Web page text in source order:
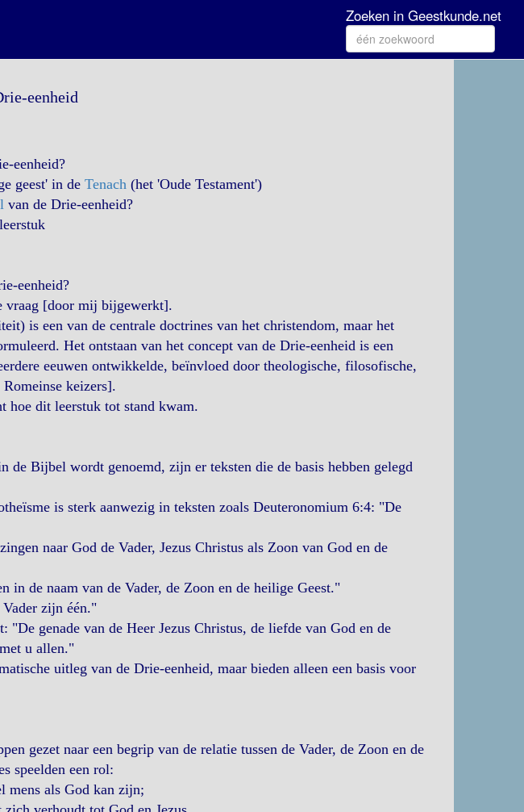
Zoeken in Geestkunde.net
eenheid
eenheid?
geest' in de Tenach(het 'Oude Testament')
van de Drie-eenheid?
eenheid?
vraag [door mij bijgewerkt].
is een van de centrale doctrines van het christendom, maar het
Het ontstaan van het concept van de Drie-eenheid is een
eeuwen ontwikkelde, beïnvloed door theologische, filosofische,
keizers].
hoe dit leerstuk tot stand kwam.
de Bijbel wordt genoemd, zijn er teksten die de basis hebben gelegd
is sterk aanwezig in teksten zoals Deuteronomium 6:4: "De
naar God de Vader, Jezus Christus als Zoon van God en de
in de naam van de Vader, de Zoon en de heilige Geest."
zijn één."
genade van de Heer Jezus Christus, de liefde van God en de
u allen."
uitleg van de Drie-eenheid, maar bieden alleen een basis voor
gezet naar een begrip van de relatie tussen de Vader, de Zoon en de
speelden een rol:
mens als God kan zijn;